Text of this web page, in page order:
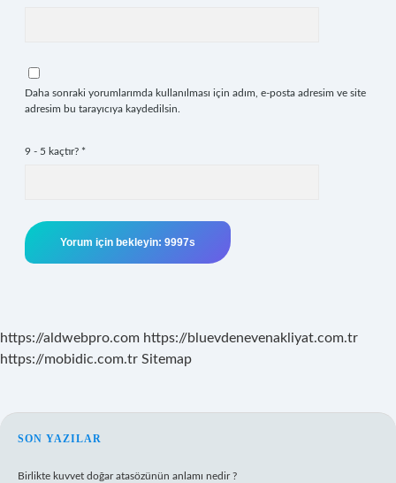
Daha sonraki yorumlarımda kullanılması için adım, e-posta adresim ve site
adresim bu tarayıcıya kaydedilsin.
9 - 5 kaçtır? *
https://aldwebpro.com https://bluevdenevenakliyat.com.tr
https://mobidic.com.tr Sitemap
SIDEBAR
SON YAZILAR
Birlikte kuvvet doğar atasözünün anlamı nedir ?